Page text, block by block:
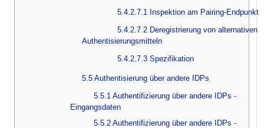
5.4.2.7.1 Inspektion am Pairing-Endpunkt
5.4.2.7.2 Deregistrierung von alternativen
Authentisierungsmitteln
5.4.2.7.3 Spezifikation
5.5 Authentisierung über andere IDPs
5.5.1 Authentifizierung über andere IDPs -
Eingangsdaten
5.5.2 Authentifizierung über andere IDPs -